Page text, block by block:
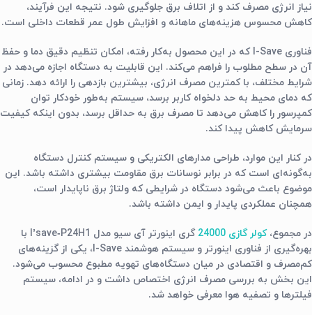
نیاز انرژی مصرف کند و از اتلاف برق جلوگیری شود. نتیجه این فرآیند،
کاهش محسوس هزینه‌های ماهانه و افزایش طول عمر قطعات داخلی است.
فناوری I-Save که در این محصول به‌کار رفته، امکان تنظیم دقیق دما و حفظ
آن در سطح مطلوب را فراهم می‌کند. این قابلیت به دستگاه اجازه می‌دهد در
شرایط مختلف، با کمترین مصرف انرژی، بیشترین بازدهی را ارائه دهد. زمانی
که دمای محیط به حد دلخواه کاربر برسد، سیستم به‌طور خودکار توان
کمپرسور را کاهش می‌دهد تا مصرف برق به حداقل برسد، بدون اینکه کیفیت
سرمایش کاهش پیدا کند.
در کنار این موارد، طراحی مدارهای الکتریکی و سیستم کنترل دستگاه
به‌گونه‌ای است که در برابر نوسانات برق مقاومت بیشتری داشته باشد. این
موضوع باعث می‌شود دستگاه در شرایطی که ولتاژ برق ناپایدار است،
همچنان عملکردی پایدار و ایمن داشته باشد.
در مجموع،کولر گازی 24000
گری اینورتر آی سیو مدل I’save‑P24H1 با
بهره‌گیری از فناوری اینورتر و سیستم هوشمند I-Save، یکی از گزینه‌های
کم‌مصرف و اقتصادی در میان دستگاه‌های تهویه مطبوع محسوب می‌شود.
این بخش به بررسی مصرف انرژی اختصاص داشت و در ادامه، سیستم
فیلترها و تصفیه هوا معرفی خواهد شد.